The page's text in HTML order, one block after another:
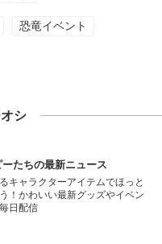
恐竜イベント
シ
ーたちの最新ニュース
キャラクターアイテムでほっと
！かわいい最新グッズやイベン
日配信